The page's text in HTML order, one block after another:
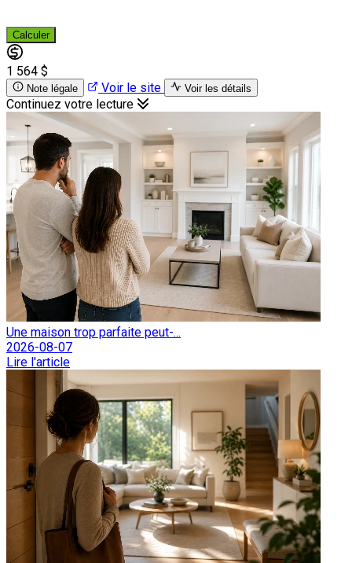
Calculer
1 564 $
Note légale Voir le site Voir les détails
Continuez votre lecture
Une maison trop parfaite peut-...
2026-08-07
Lire l'article